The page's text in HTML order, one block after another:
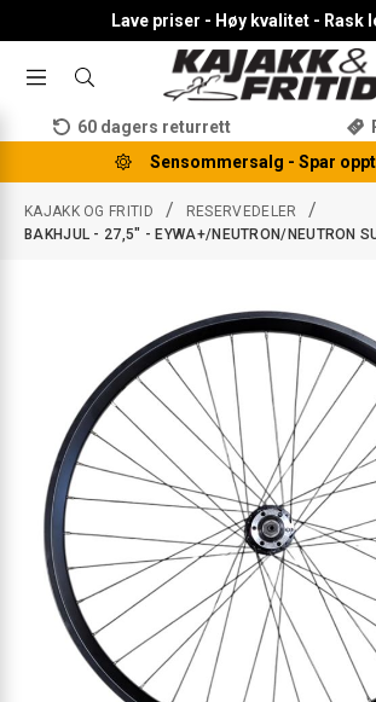
Lave priser - Høy kvalitet - Rask
TOGGLESØK
KATEGORI,
MERKE
60 dagers returrett
Sensommersalg - Spar
KAJAKK OG FRITID / RESERVEDELER /
BAKHJUL - 27,5" - EYWA+/NEUTRON/NEUTRON